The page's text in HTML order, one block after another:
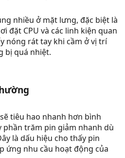
nhiều ở mặt lưng, đặc biệt là
đặt CPU và các linh kiện quan
nóng rát tay khi cầm ở vị trí
bị quá nhiệt.
tiêu hao nhanh hơn bình
phần trăm pin giảm nhanh dù
là dấu hiệu cho thấy pin
ứng nhu cầu hoạt động của